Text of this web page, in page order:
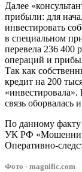
Далее
прибыли: для
инвестировать
в специальном
перевела 236 400
операций и
Так как
кредит на 200
связь оборвалась
По данному факту
УК РФ
Оперативно-
Фото - magnific.com